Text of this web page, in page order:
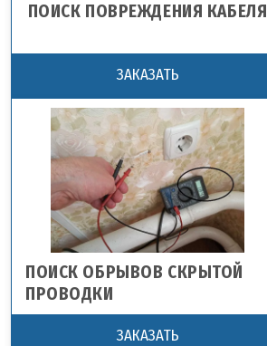
ПОИСК ПОВРЕЖДЕНИЯ КАБЕЛЯ
ЗАКАЗАТЬ
ПОИСК ОБРЫВОВ СКРЫТОЙ
ПРОВОДКИ
ЗАКАЗАТЬ